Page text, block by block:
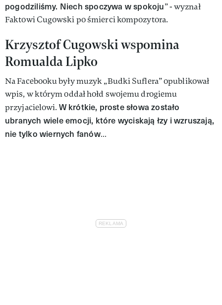
pogodziliśmy. Niech spoczywa w spokoju” - wyznał
Faktowi Cugowski po śmierci kompozytora.
Krzysztof Cugowski wspomina
Romualda Lipko
Na Facebooku były muzyk „Budki Suflera” opublikował
wpis, w którym oddał hołd swojemu drogiemu
przyjacielowi. W krótkie, proste słowa zostało
ubranych wiele emocji, które wyciskają łzy i wzruszają,
nie tylko wiernych fanów…